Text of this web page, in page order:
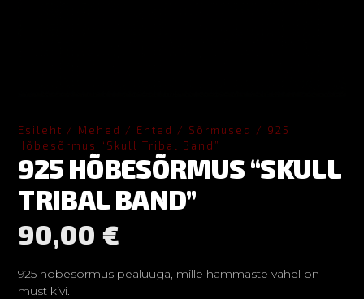
Esileht / Mehed / Ehted / Sõrmused / 925
Hõbesõrmus “Skull Tribal Band”
925 HÕBESÕRMUS “SKULL
TRIBAL BAND”
90,00€
925 hõbesõrmus pealuuga, mille hammaste vahel on
must kivi.